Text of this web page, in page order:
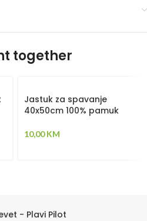
together
Jastuk za spavanje
40x50cm 100% pamuk
10,00KM
- Plavi Pilot